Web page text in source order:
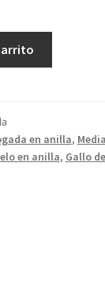
en anilla,
en anilla, Gallo